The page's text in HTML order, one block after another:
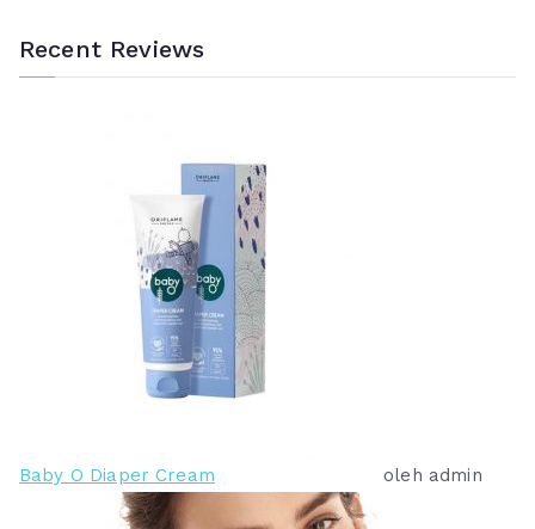
Recent Reviews
Baby O Diaper Cream oleh admin